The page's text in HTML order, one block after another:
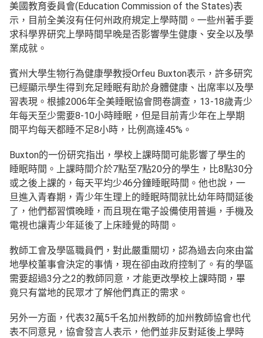
美國教育委員會(Education Commission of the States)表
示，目前全美沒有任何州政府規定上學時間。一些州著手要
求科學界研究上學時間早晚是否影響學生健康、安全以及學
業成就。
賓州大學生物行為健康學教授Orfeu Buxton表示，許多研究
已經顯示學生得到充足睡眠有助於身體健康、出席率以及學
習表現。根據2006年全美睡眠協會問卷調查，13-18歲青少
年每天至少需要8-10小時睡眠，但是目前青少年在上學期
間平均每天都睡不足8小時，比例高達45%。
Buxton的一份研究指出，學校上課時間可能影響了學生的
睡眠時間。上課時間介於7點至7點20分的學生，比8點30分
或之後上課的，每天平均少46分鐘睡眠時間。他也說，一
旦進入青春期，青少年生理上的睡眠時間就比幼年時間延後
了，他們都習慣晚睡，而且現在電子設備使用普遍，手機及
電視也讓青少年延後了上床睡覺的時間。
教師工會及學區職員們，對此嚴重關切，認為過去向來由當
地學校董事會決定的事情，現在卻由政府控制了。有的學區
需要超過3分之2的教師同意，才能更改學校上課時間，畢
竟只有當地的民眾才了解他們真正的需求。
另外一方面，代表32萬5千名加州教師的加州教師協會也代
表不同意見，協會發言人表示，他們並非反對延後上學時